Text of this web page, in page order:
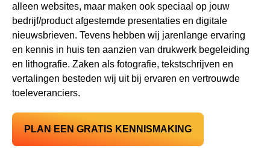
alleen websites, maar maken ook speciaal op jouw
bedrijf/product afgestemde presentaties en digitale
nieuwsbrieven. Tevens hebben wij jarenlange ervaring
en kennis in huis ten aanzien van drukwerk begeleiding
en lithografie. Zaken als fotografie, tekstschrijven en
vertalingen besteden wij uit bij ervaren en vertrouwde
toeleveranciers.
PLAN EEN GRATIS KENNISMAKING